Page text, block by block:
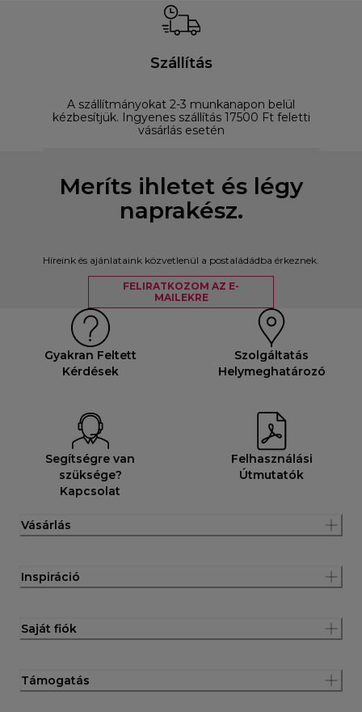
Szállítás
A szállítmányokat 2-3 munkanapon belül
kézbesítjük. Ingyenes szállítás 17500 Ft feletti
vásárlás esetén
Meríts ihletet és légy
naprakész.
Híreink és ajánlataink közvetlenül a postaládádba érkeznek.
FELIRATKOZOM AZ E-
MAILEKRE
Gyakran Feltett
Kérdések
Szolgáltatás
Helymeghatározó
Segítségre van
szüksége?
Kapcsolat
Felhasználási
Útmutatók
Vásárlás
Inspiráció
Saját fiók
Támogatás